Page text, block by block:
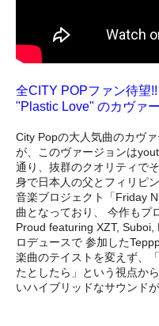
全CITY POPファン待望
"Plastic Love" のカヴァ
City Popの大人気曲のカヴ
が、このヴァージョンは
通り、抜群のクオリティで
身で日本人の父とフィリピ
音楽ブロジェクト「Friday
曲となっており、 今作もプ
Proud featuring XZT,
ロデュースで 参加した
楽曲のテイストを変えず、
たとしたら」という視点か
いハイブリッドなサウンド